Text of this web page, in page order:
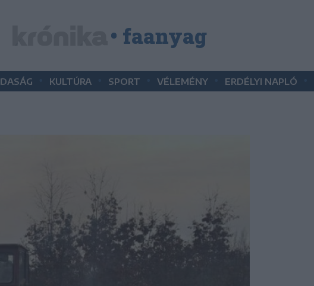
• faanyag
KULTÚRA SPORT VÉLEMÉNY ERDÉLYI NAPLÓ